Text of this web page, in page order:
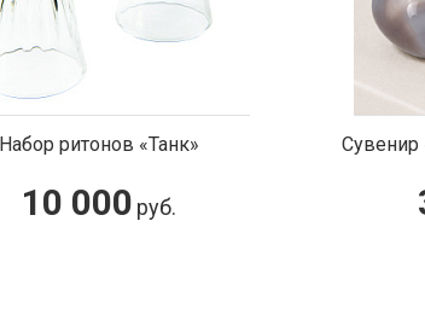
Сувенир «Самородок на подставке»
357 300